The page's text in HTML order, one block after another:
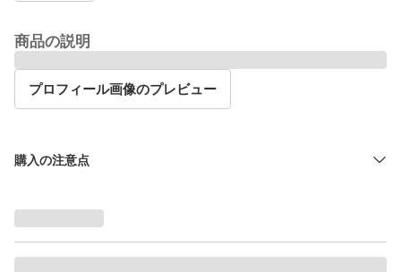
商品の説明
プロフィール画像のプレビュー
購入の注意点